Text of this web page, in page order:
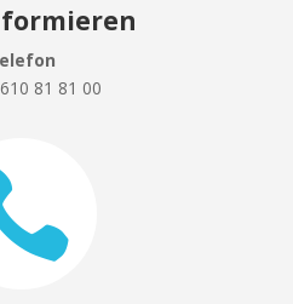
81 81 00